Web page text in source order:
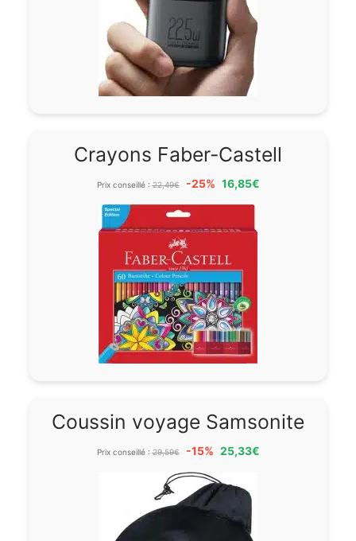
Crayons Faber-Castell
Prix conseillé :22,49€ -25% 16,85€
Coussin voyage Samsonite
Prix conseillé :29,59€ -15% 25,33€